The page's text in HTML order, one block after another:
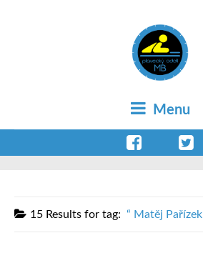
Menu
15 Results for tag: Matěj Pařízek